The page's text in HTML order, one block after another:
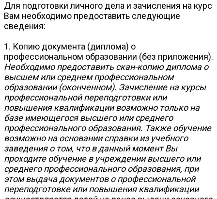
Для подготовки личного дела и зачисления на курс
Вам необходимо предоставить следующие
сведения:
1. Копию документа (диплома) о
профессиональном образовании (без приложения).
Необходимо предоставить скан-копию диплома о
высшем или среднем профессиональном
образовании (оконченном). Зачисление на курсы
профессиональной переподготовки или
повышения квалификации возможно только на
базе имеющегося высшего или среднего
профессионального образования. Также обучение
возможно на основании справки из учебного
заведения о том, что в данный момент Вы
проходите обучение в учреждении высшего или
среднего профессионального образования, при
этом выдача документов о профессиональной
переподготовке или повышения квалификации